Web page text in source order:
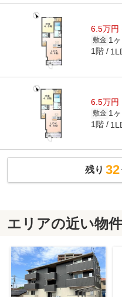
6.5万円
敷金 1ヶ
1階
6.5万円
敷金 1ヶ
1階
残り 32
エリアの近い物件